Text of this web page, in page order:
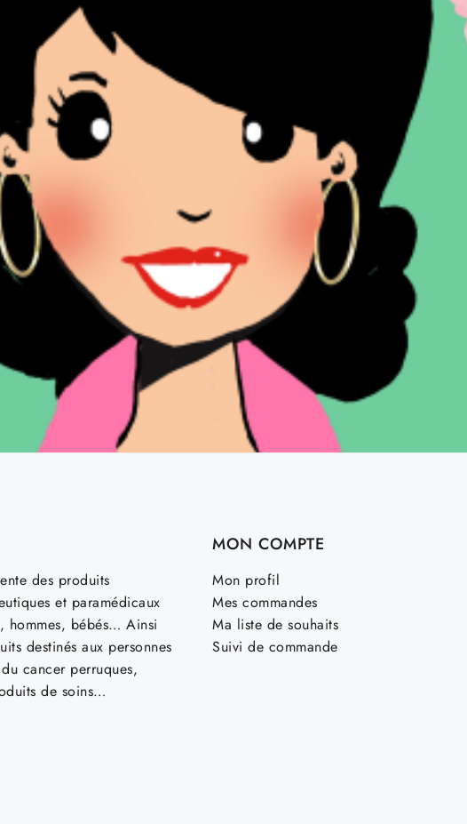
des produits
et paramédicaux
hommes, bébés… Ainsi
destinés aux personnes
cancer perruques,
de soins…
MON COMPTE
Mon profil
Mes commandes
Ma liste de souhaits
Suivi de commande